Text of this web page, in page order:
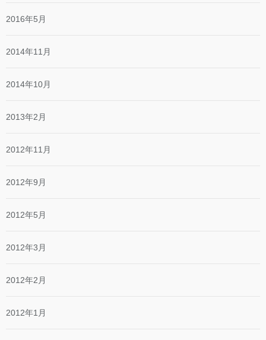
2016年5月
2014年11月
2014年10月
2013年2月
2012年11月
2012年9月
2012年5月
2012年3月
2012年2月
2012年1月